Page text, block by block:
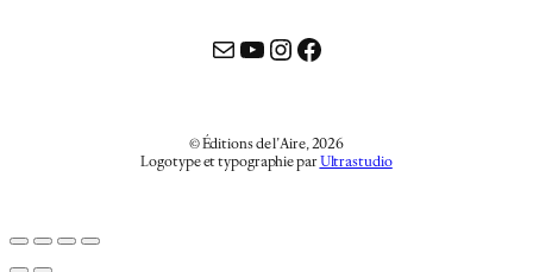
MailYouTube
Instagram
Facebook
© Éditions de l’Aire, 2026
Logotype et typographie par Ultrastudio